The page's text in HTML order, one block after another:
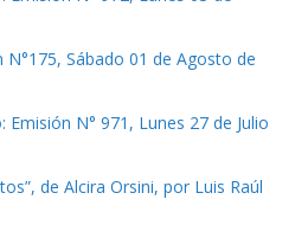
N°175, Sábado 01 de Agosto de
N° 971, Lunes 27 de Julio
de Alcira Orsini, por Luis Raúl